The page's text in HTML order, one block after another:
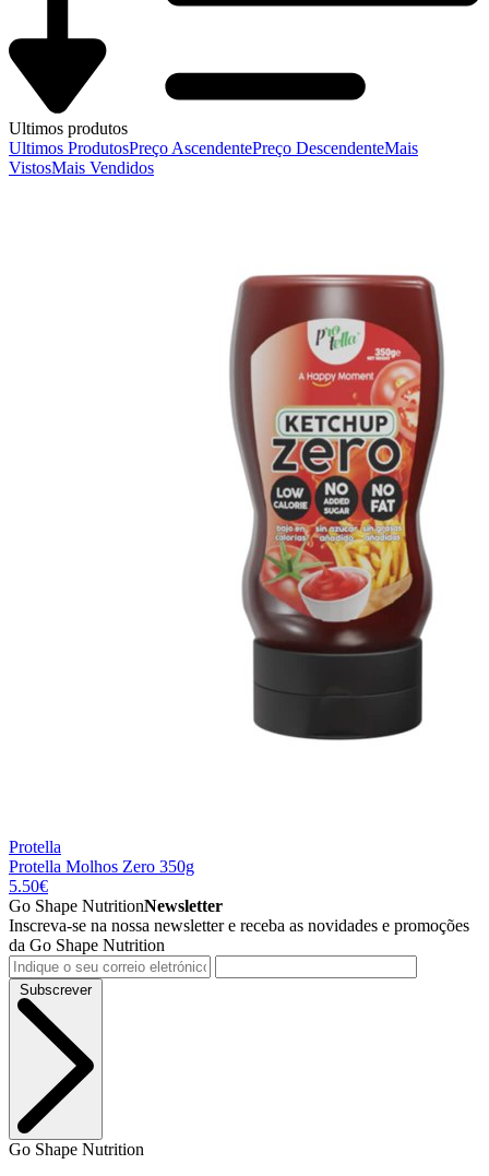
Ultimos produtos
Ultimos ProdutosPreço AscendentePreço DescendenteMais
VistosMais Vendidos
Protella
Protella Molhos Zero 350g
5.50€
Go Shape NutritionNewsletter
Inscreva-se na nossa newsletter e receba as novidades e promoções
da Go Shape Nutrition
Subscrever
Go Shape Nutrition